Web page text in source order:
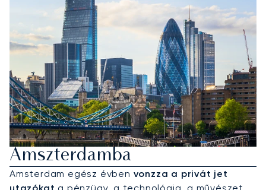
Privát Jet Bérlése
Amszterdamba
Amsterdam egész évben vonzza a privát jet